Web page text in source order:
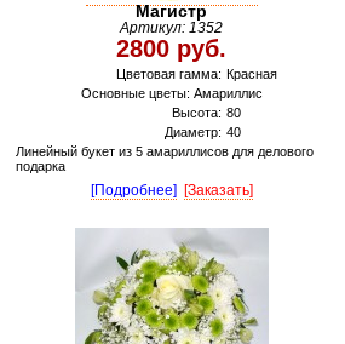
Магистр
Артикул: 1352
2800 руб.
Цветовая гамма: Красная
Основные цветы: Амариллис
Высота: 80
Диаметр: 40
Линейный букет из 5 амариллисов для делового
подарка
[Подробнее] [Заказать]